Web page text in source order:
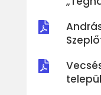

